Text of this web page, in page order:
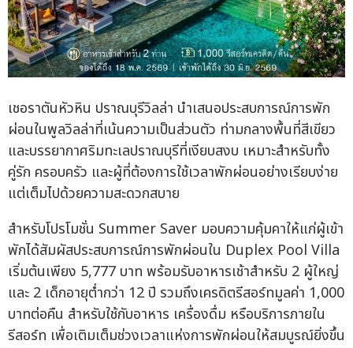
เชอราตันหัวหิน ปราณบุรีวิลล่า นำเสนอประสบการณ์การพัก
ผ่อนในพูลวิลล่าที่เน้นความเป็นส่วนตัว ท่ามกลางพื้นที่สีเขียว
และบรรยากาศริมทะเลปราณบุรีที่เงียบสงบ เหมาะสำหรับทั้ง
คู่รัก ครอบครัว และผู้ที่ต้องการใช้เวลาพักผ่อนอย่างเรียบง่าย
แต่เต็มไปด้วยความสะดวกสบาย
สำหรับโปรโมชั่น Summer Saver มอบความคุ้มคาให้แก่ผู้เข้า
พักได้สัมผัสประสบการณ์การพักผ่อนใน Duplex Pool Villa
เริ่มต้นเพียง 5,777 บาท พร้อมรับอาหารเช้าสำหรับ 2 ผู้ใหญ่
และ 2 เด็กอายุต่ำกว่า 12 ปี รวมถึงเครดิตรีสอร์ทมูลค่า 1,000
บาทต่อคืน สำหรับใช้กับอาหาร เครื่องดื่ม หรือบริการภายใน
รีสอร์ท เพื่อเติมเต็มช่วงเวลาแห่งการพักผ่อนให้สมบูรณ์ยิ่งขึ้น